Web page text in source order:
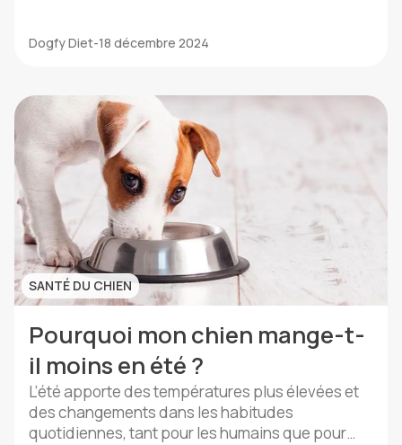
immédiates. Cet article vous aidera à
vomissements chez un chien qui ne […]
Dogfy Diet-18 décembre 2024
SANTÉ DU CHIEN
Pourquoi mon chien mange-t-
il moins en été ?
L’été apporte des températures plus élevées et
des changements dans les habitudes
quotidiennes, tant pour les humains que pour